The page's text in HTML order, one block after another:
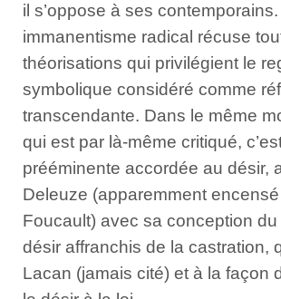
il s’oppose à ses
immanentisme radical récuse
théorisations qui privilégient le
symbolique considéré comme
transcendante. Dans le même
qui est par là-même critiqué,
prééminente accordée au désir,
Deleuze (apparemment
Foucault) avec sa conception
désir affranchis de la castration,
Lacan (jamais cité) et à la façon